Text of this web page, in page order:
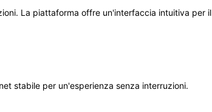
La piattaforma offre un'interfaccia intuitiva per il
stabile per un'esperienza senza interruzioni.